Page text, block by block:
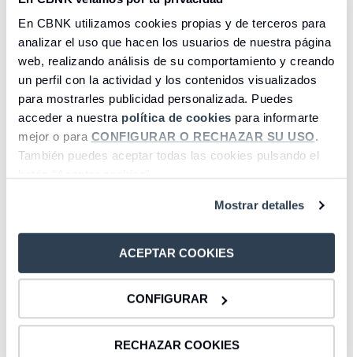
En CBNK utilizamos cookies propias y de terceros para
analizar el uso que hacen los usuarios de nuestra página
web, realizando análisis de su comportamiento y creando
un perfil con la actividad y los contenidos visualizados
para mostrarles publicidad personalizada. Puedes
acceder a nuestra política de cookies para informarte
mejor o para CONFIGURAR O RECHAZAR SU USO.
También puedes aceptar todas las cookies pulsando el
Mostrar detalles
ACEPTAR COOKIES
CONFIGURAR
RECHAZAR COOKIES
Todo lo que necesitas saber sobre el
Depósito:
Liquidación de intereses
Depósito